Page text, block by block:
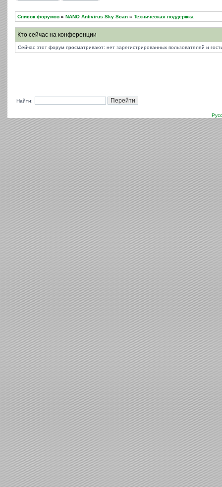
Список форумов » NANO Antivirus Sky Scan » Техническая поддержка
Кто сейчас на конференции
Сейчас этот форум просматривают: нет зарегистрированных пользователей и
Найти: